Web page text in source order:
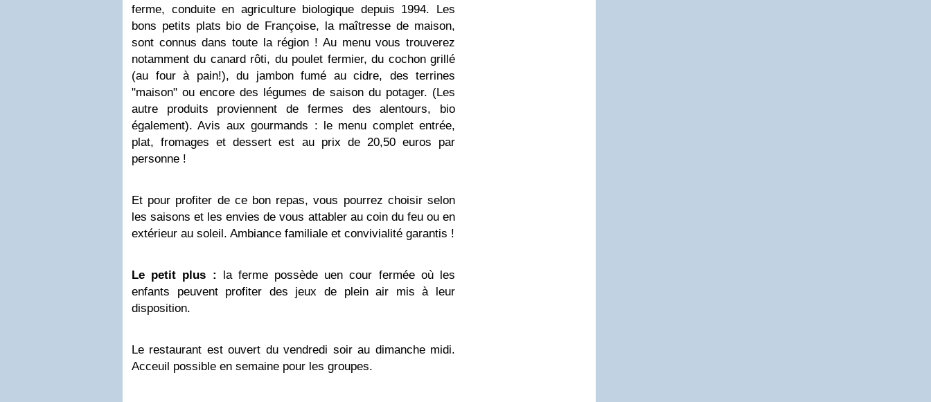
ferme, conduite en agriculture biologique depuis 1994. Les
bons petits plats bio de Françoise, la maîtresse de maison,
sont connus dans toute la région ! Au menu vous trouverez
notamment du canard rôti, du poulet fermier, du cochon grillé
(au four à pain!), du jambon fumé au cidre, des terrines
"maison" ou encore des légumes de saison du potager. (Les
autre produits proviennent de fermes des alentours, bio
également). Avis aux gourmands : le menu complet entrée,
plat, fromages et dessert est au prix de 20,50 euros par
personne !
Et pour profiter de ce bon repas, vous pourrez choisir selon
les saisons et les envies de vous attabler au coin du feu ou en
extérieur au soleil. Ambiance familiale et convivialité garantis !
Le petit plus : la ferme possède uen cour fermée où les
enfants peuvent profiter des jeux de plein air mis à leur
disposition.
Le restaurant est ouvert du vendredi soir au dimanche midi.
Acceuil possible en semaine pour les groupes.